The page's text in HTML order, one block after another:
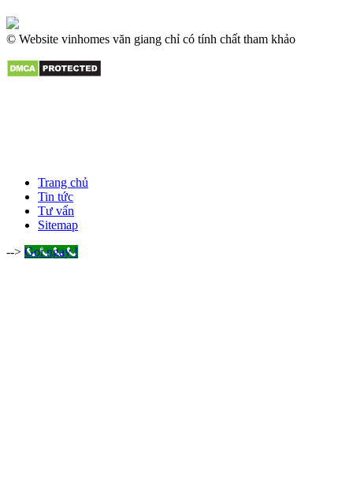
© Website vinhomes văn giang chỉ có tính chất tham khảo
Trang chủ
Tin tức
Tư vấn
Sitemap
--> Gọi ngay !